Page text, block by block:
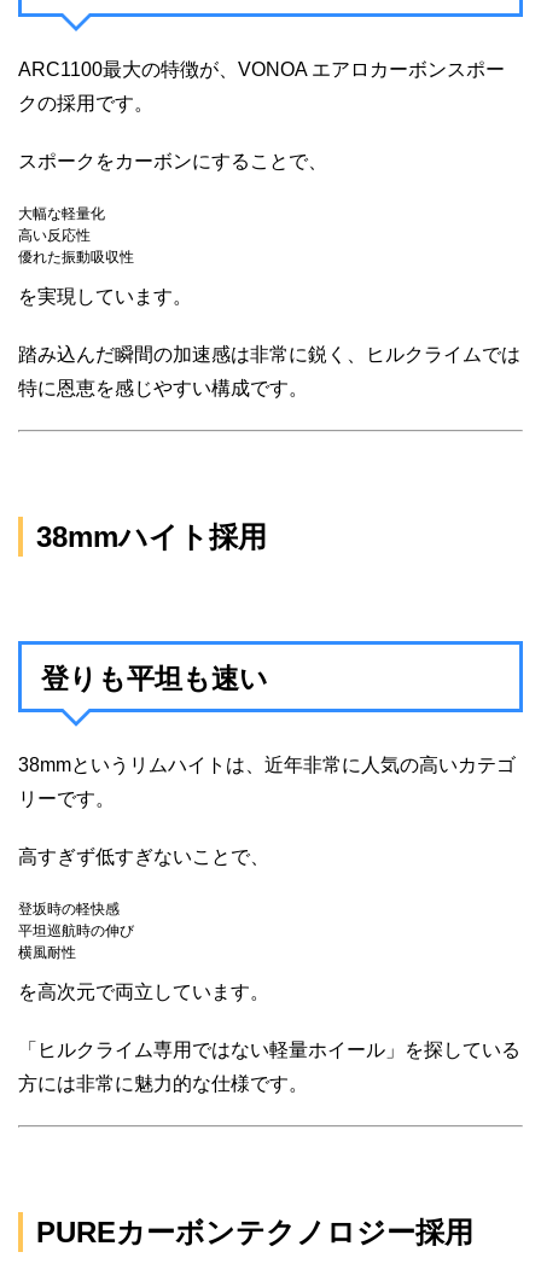
ARC1100最大の特徴が、VONOA エアロカーボンスポー
クの採用です。
スポークをカーボンにすることで、
大幅な軽量化
高い反応性
優れた振動吸収性
を実現しています。
踏み込んだ瞬間の加速感は非常に鋭く、ヒルクライムでは
特に恩恵を感じやすい構成です。
38mmハイト採用
登りも平坦も速い
38mmというリムハイトは、近年非常に人気の高いカテゴ
リーです。
高すぎず低すぎないことで、
登坂時の軽快感
平坦巡航時の伸び
横風耐性
を高次元で両立しています。
「ヒルクライム専用ではない軽量ホイール」を探している
方には非常に魅力的な仕様です。
PUREカーボンテクノロジー採用